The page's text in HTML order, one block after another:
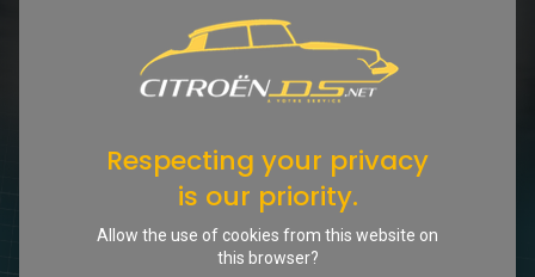
Respecting your privacy
is our priority.
Allow the use of cookies from this website on
this browser?